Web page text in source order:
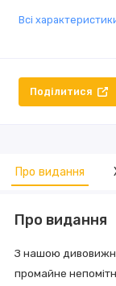
Всі
Поділитися
Про видання
Про видання
З нашою
промайне